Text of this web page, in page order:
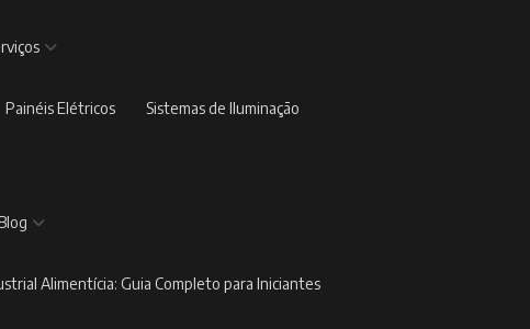
Painéis Elétricos Sistemas de Iluminação
Blog
Alimentícia: Guia Completo para Iniciantes